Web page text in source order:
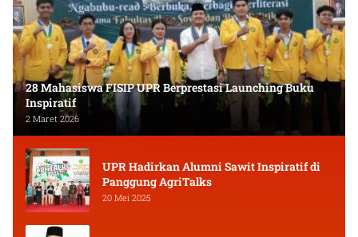
28 Mahasiswa FISIP UPR Berprestasi Launching Buku
Inspiratif
2 Maret 2026
UPR Hadirkan Alumni Sawit Inspiratif di
Panggung AgriTalks
20 Mei 2025